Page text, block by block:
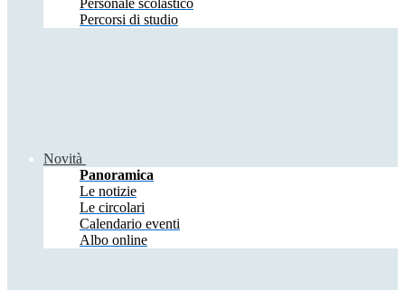
Personale scolastico
Percorsi di studio
Novità
Panoramica
Le notizie
Le circolari
Calendario eventi
Albo online